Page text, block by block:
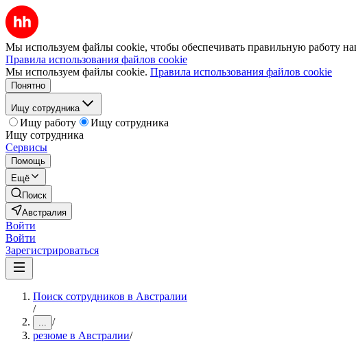
Мы используем файлы cookie, чтобы обеспечивать правильную работу
Правила использования файлов cookie
Мы используем файлы cookie. Правила использования файлов cookie
Понятно
Ищу сотрудника
Ищу работу
Ищу сотрудника
Ищу сотрудника
Сервисы
Помощь
Ещё
Поиск
Австралия
Войти
Войти
Зарегистрироваться
Поиск сотрудников в Австралии
/
... /
резюме в Австралии/